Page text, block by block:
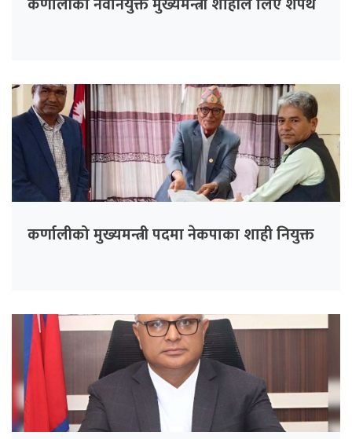
कर्णालीको मुख्यमन्त्री पदमा नेकपाका शाही नियुक्त